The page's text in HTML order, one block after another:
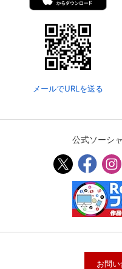
メールでURLを送る
公式ソーシ
お問